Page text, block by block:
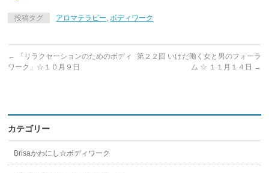
投稿タグ アロマテラピー,ボディワーク
←
「リラクセーションのためのボディ
ワーク」☆１０月９日
第２２回 いけだ働く女と男のフォーラ
ム ☆ １１月１４日 →
カテゴリー
Brisaかわにし☆ボディワーク